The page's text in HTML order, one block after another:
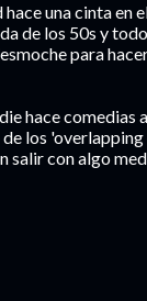
una cinta en
de los 50s y
para
hace comedias
los
salir con algo